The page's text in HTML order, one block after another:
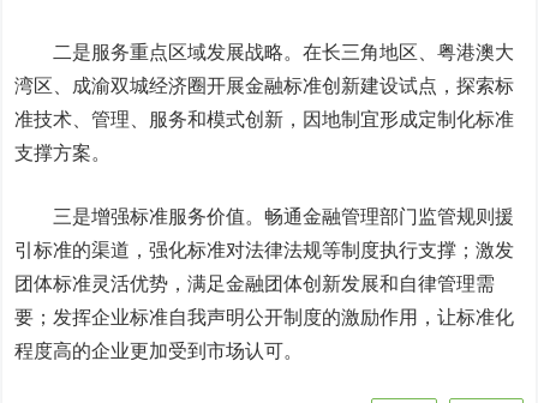
二是服务重点区域发展战略。在长三角地区、粤港澳大
湾区、成渝双城经济圈开展金融标准创新建设试点，探索标
准技术、管理、服务和模式创新，因地制宜形成定制化标准
支撑方案。
三是增强标准服务价值。畅通金融管理部门监管规则援
引标准的渠道，强化标准对法律法规等制度执行支撑；激发
团体标准灵活优势，满足金融团体创新发展和自律管理需
要；发挥企业标准自我声明公开制度的激励作用，让标准化
程度高的企业更加受到市场认可。